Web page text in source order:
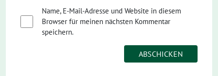
Name, E-Mail-Adresse und Website in diesem
Browser für meinen nächsten Kommentar
speichern.